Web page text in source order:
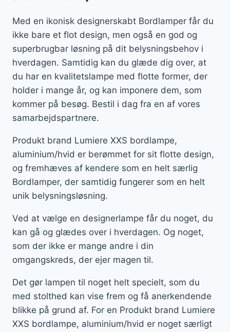
Med en ikonisk designerskabt Bordlamper får du
ikke bare et flot design, men også en god og
superbrugbar løsning på dit belysningsbehov i
hverdagen. Samtidig kan du glæde dig over, at
du har en kvalitetslampe med flotte former, der
holder i mange år, og kan imponere dem, som
kommer på besøg. Bestil i dag fra en af vores
samarbejdspartnere.
Produkt brand Lumiere XXS bordlampe,
aluminium/hvid er berømmet for sit flotte design,
og fremhæves af kendere som en helt særlig
Bordlamper, der samtidig fungerer som en helt
unik belysningsløsning.
Ved at vælge en designerlampe får du noget, du
kan gå og glædes over i hverdagen. Og noget,
som der ikke er mange andre i din
omgangskreds, der ejer magen til.
Det gør lampen til noget helt specielt, som du
med stolthed kan vise frem og få anerkendende
blikke på grund af. For en Produkt brand Lumiere
XXS bordlampe, aluminium/hvid er noget særligt